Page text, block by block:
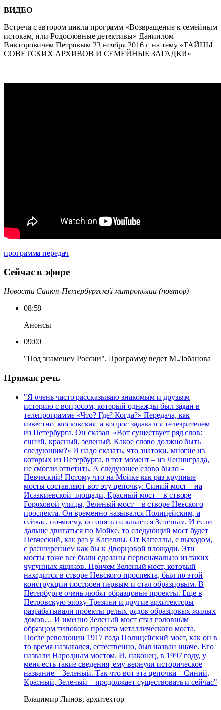
ВИДЕО
Встреча с автором цикла программ «Возвращение к семейным
истокам, или Родословные детективы» Даниилом
Викторовичем Петровым 23 ноября 2016 г. на тему «ТАЙНЫ
СОВЕТСКИХ АРХИВОВ И СЕМЕЙНЫЕ ЗАГАДКИ»
программа передач
Сейчас в эфире
Новости Санкт-Петербургской митрополии (повтор)
08:58
Анонсы
09:00
"Под знаменем России". Программу ведет М.Лобанова
Прямая речь
"Я очень часто рассказываю знакомым и друзьям
историю с вопросом, который однажды был задан в
телепрограмме «Что? Где? Когда?» Передача, как
известно, московская, а вопрос задавался телезрителем
из Петербурга. Он сказал: «Вот существует ряд слов:
синий, красный, зеленый. Какое слово должно быть
следующим?» И надо сказать, что знатоки, многие из
которых из Петербурга, в тот момент – из Ленинграда,
не смогли ответить. А следующее слово было –
Певческий! Потому что на Мойке как раз крупные
мосты составляют вот эту цепочку: Синий мост – на
Исаакиевской площади, Красный мост – в створе
Гороховой улицы, Зеленый мост – в створе Невского
проспекта. Он временно назывался Полицейским, а
сейчас, по-моему, он опять называется Зеленым. И если
дальше двигаться по Мойке, то следующий мост будет
Певческий, как раз у Капеллы. От Капеллы, с выходом,
с расширением как бы к Дворцовой площади. Эти
мосты тоже все были сделаны первоначально из таких
чугунных ящиков. Причем Зеленый мост, который
находится в створе Невского проспекта, был по этой
конструкции построен первым и стал образцовым. В
Петербурге очень любят образцовые проекты. Еще в
Петровскую эпоху Трезини и другие архитекторы
разрабатывали проекты целых рядов образцовых жилых
домов… И именно Зеленый мост стал головным
образцом типового проекта металлического моста.
После революции 1917 года Полицейский мост, как он в
то время назывался, естественно, был назван иначе. Его
назвали Народным мостом. И, наконец, в 1997 году, у
меня есть такие сведения, ему вернули историческое
название – Зеленый. Так что вот эта цепочка – Синий,
Красный, Зеленый – продолжает существовать и сейчас"
Владимир Линов, архитектор